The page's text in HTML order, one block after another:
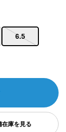
6.5